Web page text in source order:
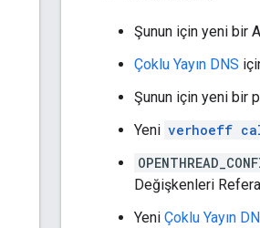
Şunun için yeni bir
Çoklu Yayın DNS
Şunun için yeni bir
Yeni verhoeff
Değişkenleri
Yeni Çoklu Yayın